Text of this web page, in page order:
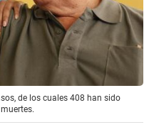
de los cuales 408 han sido